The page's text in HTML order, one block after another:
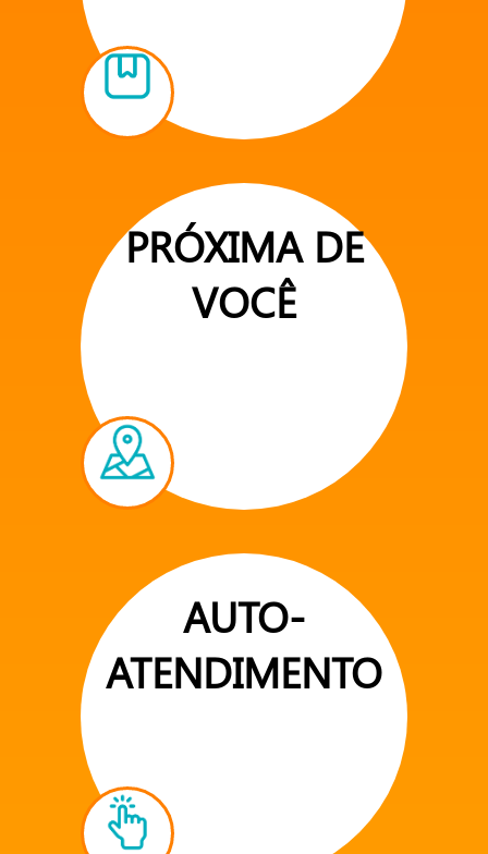
PRÓXIMA DE
VOCÊ
AUTO-
ATENDIMENTO